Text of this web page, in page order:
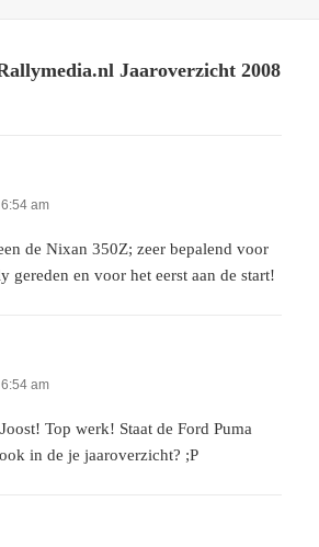
Jaaroverzicht 2008
am
de Nixan 350Z; zeer bepalend voor
gereden en voor het eerst aan de start!
am
Top werk! Staat de Ford Puma
in de je jaaroverzicht? ;P